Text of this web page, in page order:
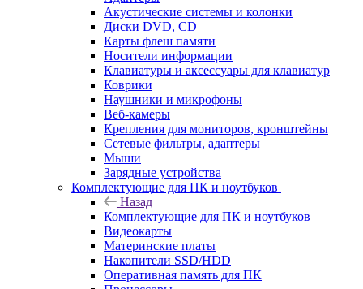
Акустические системы и колонки
Диски DVD, CD
Карты флеш памяти
Носители информации
Клавиатуры и аксессуары для клавиатур
Коврики
Наушники и микрофоны
Веб-камеры
Крепления для мониторов, кронштейны
Сетевые фильтры, адаптеры
Мыши
Зарядные устройства
Комплектующие для ПК и ноутбуков
Назад
Комплектующие для ПК и ноутбуков
Видеокарты
Материнские платы
Накопители SSD/HDD
Оперативная память для ПК